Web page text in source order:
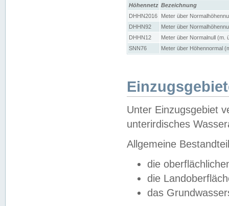
Höhennetz Bezeichnung
DHHN2016
Meter über
DHHN92
Meter über
DHHN12
Meter über Normalnull (m.
SNN76
Meter über Höhennormal
Unter Einzugsgebiet
unterirdisches
Allgemeine
die
die
das